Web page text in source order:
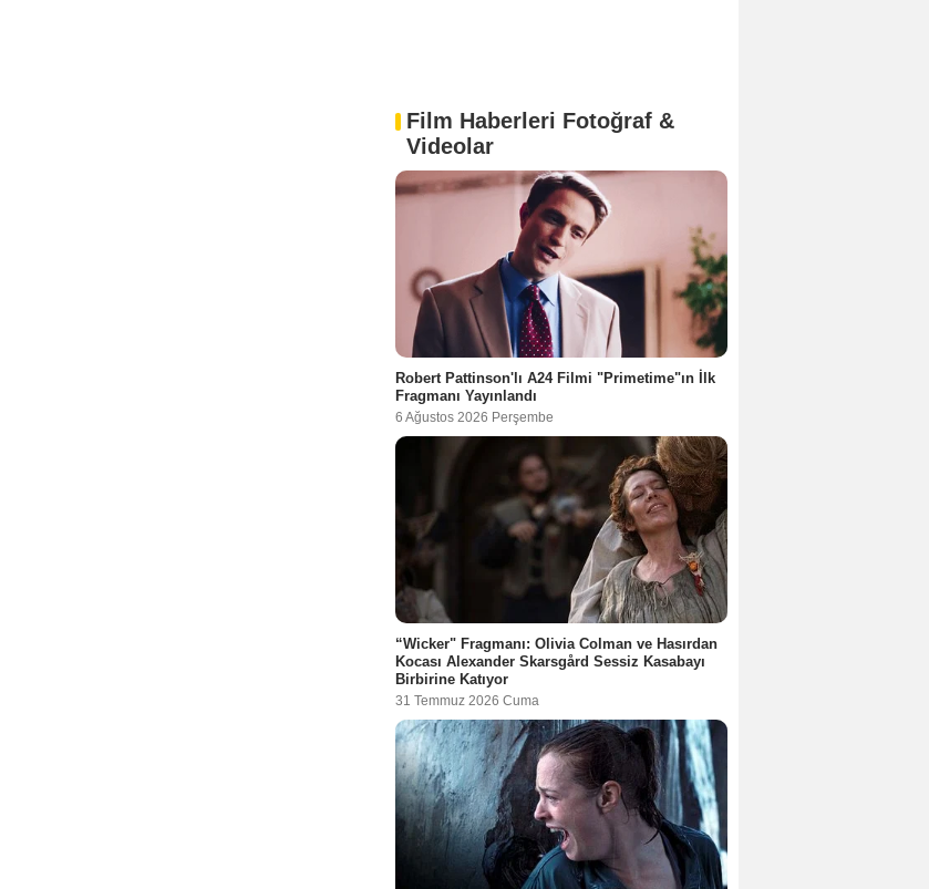
Film Haberleri Fotoğraf &
Videolar
Robert Pattinson'lı A24 Filmi "Primetime"ın İlk
Fragmanı Yayınlandı
6 Ağustos 2026 Perşembe
“Wicker" Fragmanı: Olivia Colman ve Hasırdan
Kocası Alexander Skarsgård Sessiz Kasabayı
Birbirine Katıyor
31 Temmuz 2026 Cuma